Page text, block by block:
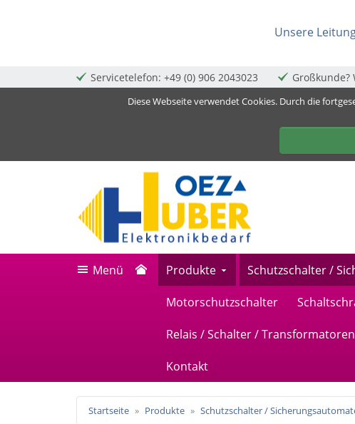
Unsere
Servicetelefon: +49 (0) 906 2043023
Diese Webseite verwendet Cookies. Durch die
schließen
Suche
Menü Produkte Schutzschalter /
Motorschutzschalter
Relais / Schalter /
Kontakt
Startseite Produkte Schutzschalter /